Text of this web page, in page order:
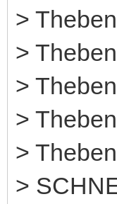
>
>
>
>
>
>